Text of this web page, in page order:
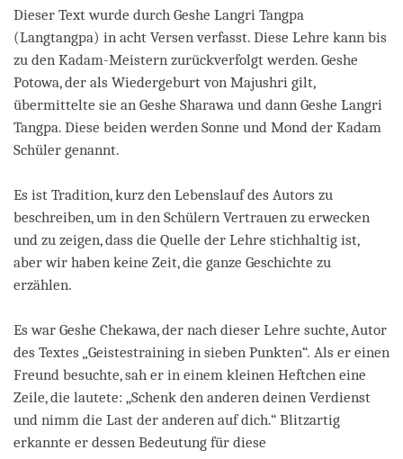
Dieser Text wurde durch Geshe Langri Tangpa
(Langtangpa) in acht Versen verfasst. Diese Lehre kann bis
zu den Kadam-Meistern zurückverfolgt werden. Geshe
Potowa, der als Wiedergeburt von Majushri gilt,
übermittelte sie an Geshe Sharawa und dann Geshe Langri
Tangpa. Diese beiden werden Sonne und Mond der Kadam
Schüler genannt.
Es ist Tradition, kurz den Lebenslauf des Autors zu
beschreiben, um in den Schülern Vertrauen zu erwecken
und zu zeigen, dass die Quelle der Lehre stichhaltig ist,
aber wir haben keine Zeit, die ganze Geschichte zu
erzählen.
Es war Geshe Chekawa, der nach dieser Lehre suchte, Autor
des Textes Geistestraining in sieben Punkten“. Als er einen
Freund besuchte, sah er in einem kleinen Heftchen eine
Zeile, die lautete: „Schenk den anderen deinen Verdienst
und nimm die Last der anderen auf dich.“ Blitzartig
erkannte er dessen Bedeutung für diese